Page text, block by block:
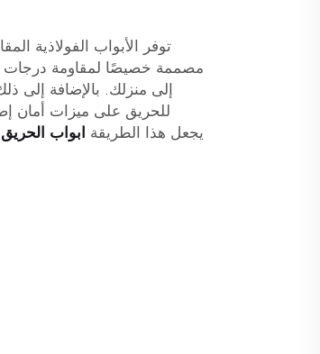
توفر الأبواب الفولاذية
مصممة خصيصًا لمقاومة درجات
إلى منزلك. بالإضافة إلى
للحريق على ميزات أمان
يجعل هذا الطریقة ابواب الحريق